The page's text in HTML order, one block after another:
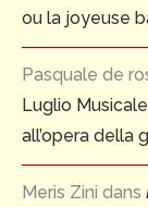
ou la joyeuse
Pasquale de
Luglio
all’opera della
Meris Zini dans